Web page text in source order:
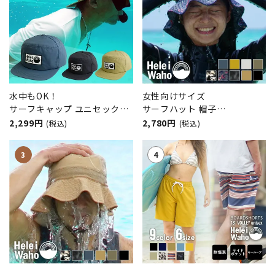
水中もOK！
サーフキャップ ユニセックス
メンズ レディース
ット サーフィン シュノーケリ
ング ダイビング 水陸両用
2,299円 (税込)
女性向けサイズ
サーフハット 帽子
HeleiWaho/ヘレイワホ UVカ
症予防
2,780円 (税込)